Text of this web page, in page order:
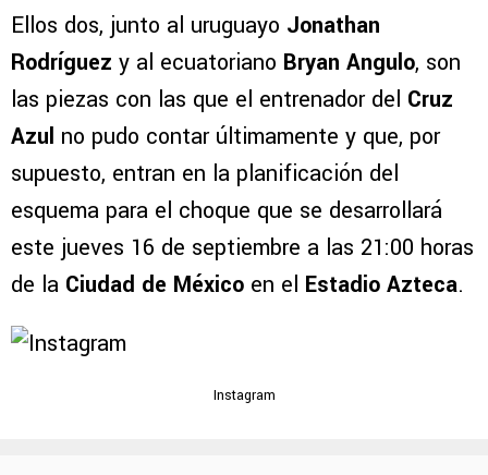
Ellos dos, junto al uruguayo Jonathan
Rodríguez y al ecuatoriano Bryan Angulo, son
las piezas con las que el entrenador del Cruz
Azul no pudo contar últimamente y que, por
supuesto, entran en la planificación del
esquema para el choque que se desarrollará
este jueves 16 de septiembre a las 21:00 horas
de la Ciudad de México en el Estadio Azteca.
Instagram